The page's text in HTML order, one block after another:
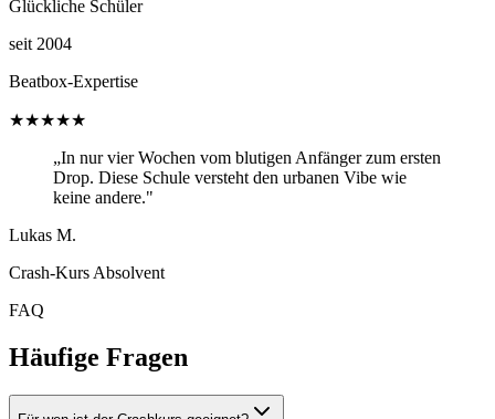
Glückliche Schüler
seit 2004
Beatbox-Expertise
★★★★★
„In nur vier Wochen vom blutigen Anfänger zum ersten
Drop. Diese Schule versteht den urbanen Vibe wie
keine andere."
Lukas M.
Crash-Kurs Absolvent
FAQ
Häufige Fragen